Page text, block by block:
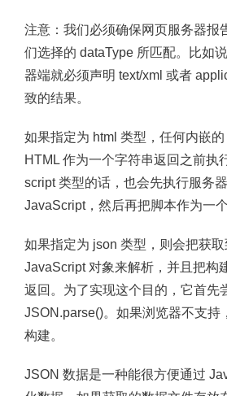
注意： 我们必须确保网页服务器报
们选择的 dataType 所匹配。比如
器端就必须声明 text/xml 或者
致的结果。
如果指定为 html 类型，任何内嵌
HTML 作为一个字符串返回之前执
script 类型的话，也会先执行服务
JavaScript，然后再把脚本作为一
如果指定为 json 类型，则会把获
JavaScript 对象来解析，并且把构
返回。为了实现这个目的，它首先
JSON.parse()。如果浏览器不支持
构建。
JSON 数据是一种能很方便通过